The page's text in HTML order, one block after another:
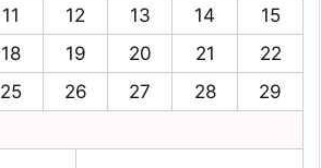
11 12 13 14
15
18 19 20 21
22
25 26 27 28
29